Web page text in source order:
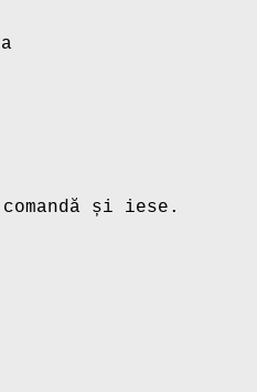
și iese.